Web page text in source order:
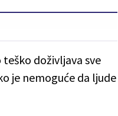
doživljava sve
je nemoguće da ljude